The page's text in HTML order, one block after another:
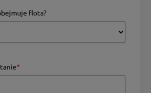
flota?
*